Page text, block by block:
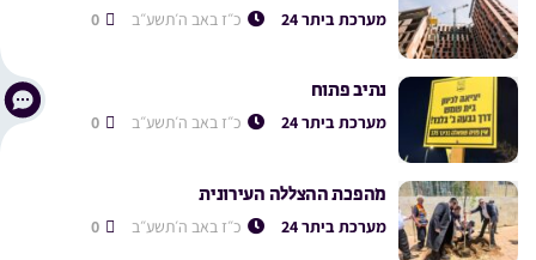
מערכת ביתר 24 כ״ז באב ה׳תשע״ב
נתיב פתוח
מערכת ביתר 24 כ״ז באב ה׳תשע״ב
מהפכת ההצללה העירונית
מערכת ביתר 24 כ״ז באב ה׳תשע״ב